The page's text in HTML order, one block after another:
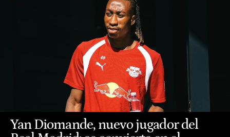
Yan Diomande, nuevo jugador del